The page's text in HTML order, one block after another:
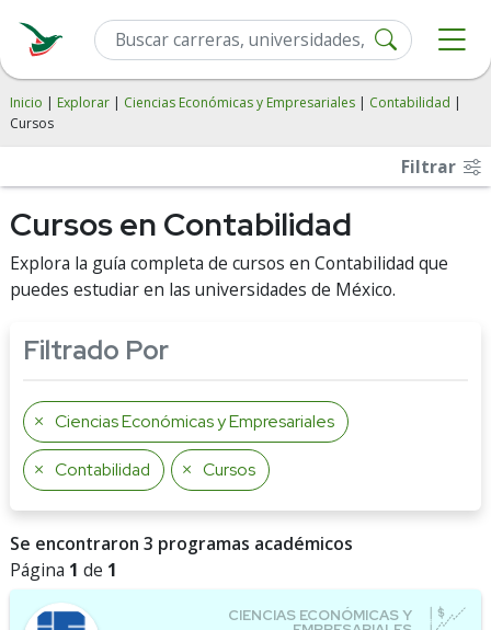
Inicio | Explorar | Ciencias Económicas y Empresariales | Contabilidad |
Cursos
Filtrar
Cursos en Contabilidad
Explora la guía completa de cursos en Contabilidad que
puedes estudiar en las universidades de México.
Filtrado Por
Ciencias Económicas y Empresariales
Contabilidad Cursos
Se encontraron 3 programas académicos
Página 1 de 1